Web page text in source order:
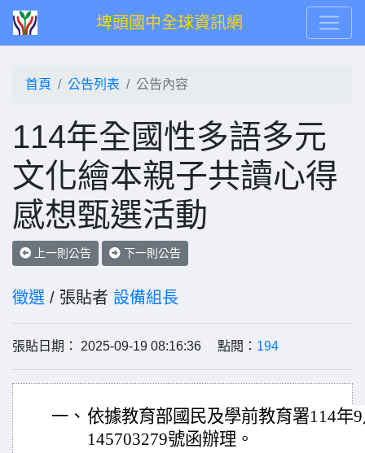
埤頭國中全球資訊網
首頁 公告列表 公告內容
114年全國性多語多元
文化繪本親子共讀心得
感想甄選活動
上一則公告 下一則公告
徵選 / 張貼者 設備組長
張貼日期： 2025-09-19 08:16:36 點閱： 194
一、 依據教育部國民及學前教育署114年
145703279號函辦理。